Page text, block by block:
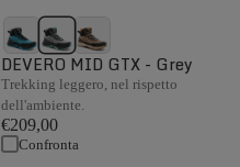
DEVERO MID GTX - Grey
Trekking leggero, nel rispetto
dell'ambiente.
€209,00
Confronta